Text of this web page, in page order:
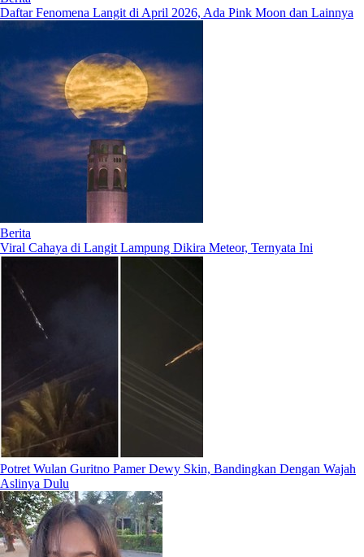
Daftar Fenomena Langit di April 2026, Ada Pink Moon dan Lainnya
Berita
Viral Cahaya di Langit Lampung Dikira Meteor, Ternyata Ini
Potret Wulan Guritno Pamer Dewy Skin, Bandingkan Dengan Wajah
Aslinya Dulu